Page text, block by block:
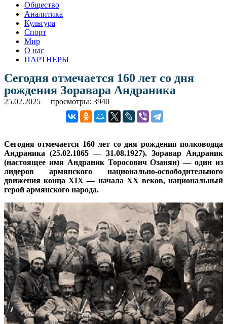
Общество
Аналитика
Культура
Спорт
Мир
О нас
ПАРТНЕРЫ
Сегодня отмечается 160 лет со дня
рождения Зоравара Андраника
25.02.2025 просмотры: 3940
Сегодня отмечается 160 лет со дня рождения полководца
Андраника (25.02.1865 — 31.08.1927). Зоравар Андраник
(настоящее имя Андраник Торосович Озанян) — один из
лидеров армянского национально-освободительного
движения конца XIX — начала XX веков, национальный
герой армянского народа.